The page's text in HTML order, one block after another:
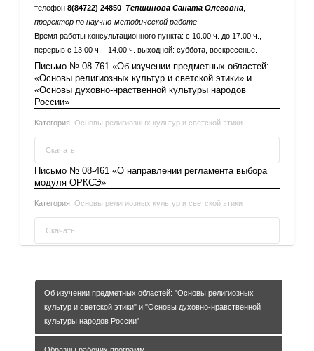
телефон8(84722) 24850 Тепшинова Саната Олеговна
проректор по научно-методической работе
Время работы консультационного пункта: с 10.00 ч. до 17.00 ч.,
перерыв с 13.00 ч. - 14.00 ч. выходной: суббота, воскресенье.
Письмо № 08-761 «Об изучении предметных областей:
«Основы религиозных культур и светской этики» и
«Основы духовно-нраственной культуры народов
России»
Категория:Основы религиозных культур и светской этики
Скачать
Письмо № 08-761 «Об изучении предметных областей:
«Основы духовно-нраственной культуры народов
Письмо № 08-461 «О направлении регламента выбора
модуля ОРКСЭ»
Категория:Основы религиозных культур и светской этики
Скачать
Об изучении предметных областей: "Основы религиозных
культур и светской этики" и "Основы духовно-нравственной
культуры народов России"